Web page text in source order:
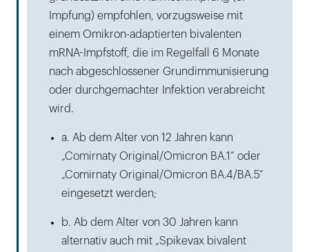
Impfung) empfohlen, vorzugsweise mit
einem Omikron-adaptierten bivalenten
mRNA-Impfstoff, die im Regelfall 6 Monate
nach abgeschlossener Grundimmunisierung
oder durchgemachter Infektion verabreicht
wird.
a. Ab dem Alter von 12 Jahren kann
„Comirnaty Original/Omicron BA.1“ oder
„Comirnaty Original/Omicron BA.4/BA.5“
eingesetzt werden;
b. Ab dem Alter von 30 Jahren kann
alternativ auch mit „Spikevax bivalent